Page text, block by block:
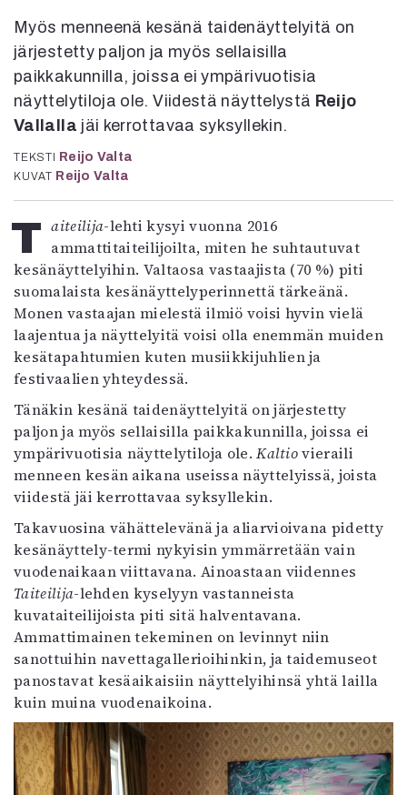
In English
Esitystaide
Arkisto
Lehdet
6/2025
5/2025 saame
5/2025
Lehtiarkisto
Info
Tilaus ja irtonumerot
Yhteistyössä
Toimitus
Mediatiedot
Kaltio ry
Myös menneenä kesänä taidenäyttelyitä on
järjestetty paljon ja myös sellaisilla
paikkakunnilla, joissa ei ympärivuotisia
näyttelytiloja ole. Viidestä näyttelystä Reijo
Vallalla jäi kerrottavaa syksyllekin.
TEKSTI Reijo Valta
KUVAT Reijo Valta
Taiteilija-lehti kysyi vuonna 2016
ammattitaiteilijoilta, miten he suhtautuvat
kesänäyttelyihin. Valtaosa vastaajista (70 %) piti
suomalaista kesänäyttelyperinnettä tärkeänä.
Monen vastaajan mielestä ilmiö voisi hyvin vielä
laajentua ja näyttelyitä voisi olla enemmän muiden
kesätapahtumien kuten musiikkijuhlien ja
festivaalien yhteydessä.
Tänäkin kesänä taidenäyttelyitä on järjestetty
paljon ja myös sellaisilla paikkakunnilla, joissa ei
ympärivuotisia näyttelytiloja ole.Kaltiovieraili
menneen kesän aikana useissa näyttelyissä, joista
viidestä jäi kerrottavaa syksyllekin.
Takavuosina vähättelevänä ja aliarvioivana pidetty
kesänäyttely-termi nykyisin ymmärretään vain
vuodenaikaan viittavana. Ainoastaan viidennes
Taiteilija-lehden kyselyyn vastanneista
kuvataiteilijoista piti sitä halventavana.
Ammattimainen tekeminen on levinnyt niin
sanottuihin navettagallerioihinkin, ja taidemuseot
panostavat kesäaikaisiin näyttelyihinsä yhtä lailla
kuin muina vuodenaikoina.